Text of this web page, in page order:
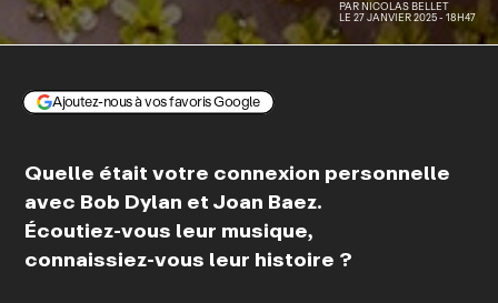
PARNICOLAS BELLET
LE 27 JANVIER 2025 - 18H47
Ajoutez-nous à vos favoris Google
Quelle était votre connexion personnelle
avec Bob Dylan et Joan Baez.
Écoutiez‑vous leur musique,
connaissiez‑vous leur histoire ?